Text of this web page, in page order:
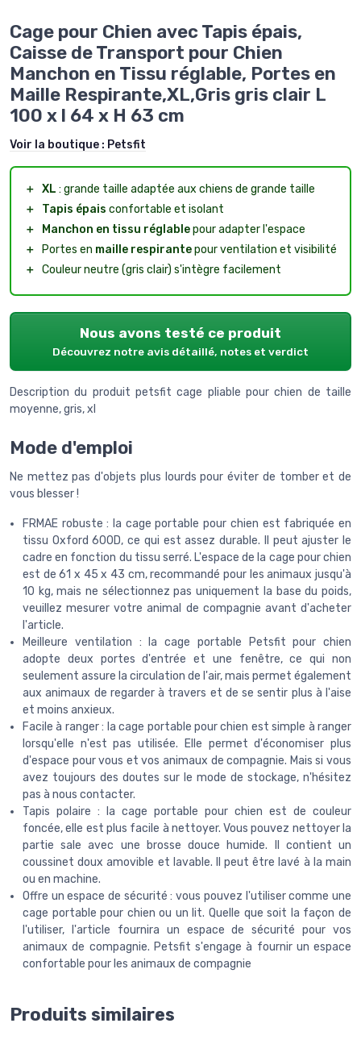
Cage pour Chien avec Tapis épais,
Caisse de Transport pour Chien
Manchon en Tissu réglable, Portes en
Maille Respirante,XL,Gris gris clair L
100 x l 64 x H 63 cm
Voir la boutique : Petsfit
＋ XL : grande taille adaptée aux chiens de grande taille
＋
Tapis épais confortable et isolant
＋
Manchon en tissu réglablepour adapter l'espace
＋
Portes en maille respirantepour ventilation et visibilité
＋ Couleur neutre (gris clair) s'intègre facilement
Nous avons testé ce produit
Découvrez notre avis détaillé, notes et verdict
Description du produit petsfit cage pliable pour chien de taille
moyenne, gris, xl
Mode d'emploi
Ne mettez pas d'objets plus lourds pour éviter de tomber et de
vous blesser !
FRMAE robuste : la cage portable pour chien est fabriquée en
tissu Oxford 600D, ce qui est assez durable. Il peut ajuster le
cadre en fonction du tissu serré. L'espace de la cage pour chien
est de 61 x 45 x 43 cm, recommandé pour les animaux jusqu'à
10 kg, mais ne sélectionnez pas uniquement la base du poids,
veuillez mesurer votre animal de compagnie avant d'acheter
l'article.
Meilleure ventilation : la cage portable Petsfit pour chien
adopte deux portes d'entrée et une fenêtre, ce qui non
seulement assure la circulation de l'air, mais permet également
aux animaux de regarder à travers et de se sentir plus à l'aise
et moins anxieux.
Facile à ranger : la cage portable pour chien est simple à ranger
lorsqu'elle n'est pas utilisée. Elle permet d'économiser plus
d'espace pour vous et vos animaux de compagnie. Mais si vous
avez toujours des doutes sur le mode de stockage, n'hésitez
pas à nous contacter.
Tapis polaire : la cage portable pour chien est de couleur
foncée, elle est plus facile à nettoyer. Vous pouvez nettoyer la
partie sale avec une brosse douce humide. Il contient un
coussinet doux amovible et lavable. Il peut être lavé à la main
ou en machine.
Offre un espace de sécurité : vous pouvez l'utiliser comme une
cage portable pour chien ou un lit. Quelle que soit la façon de
l'utiliser, l'article fournira un espace de sécurité pour vos
animaux de compagnie. Petsfit s'engage à fournir un espace
confortable pour les animaux de compagnie
Produits similaires